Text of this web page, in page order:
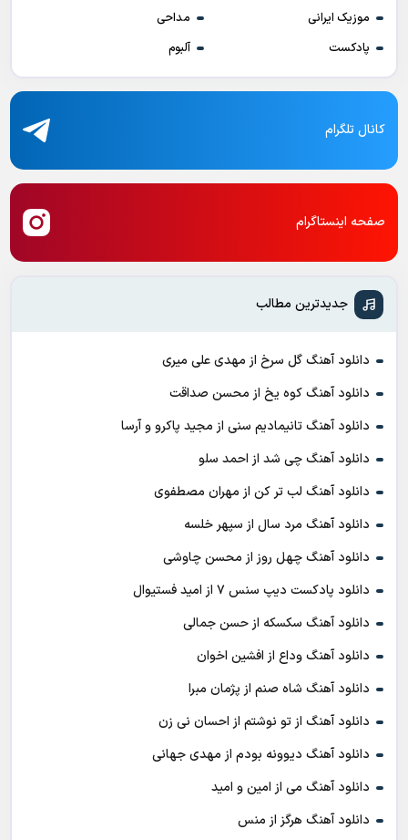
موزیک ایرانی
مداحی
پادکست
آلبوم
کانال تلگرام
صفحه اینستاگرام
جدیدترین مطالب
دانلود آهنگ گل سرخ از مهدی علی میری
دانلود آهنگ کوه یخ از محسن صداقت
دانلود آهنگ تانیمادیم سنی از مجید پاکرو و آرسا
دانلود آهنگ چی شد از احمد سلو
دانلود آهنگ لب تر کن از مهران مصطفوی
دانلود آهنگ مرد سال از سپهر خلسه
دانلود آهنگ چهل روز از محسن چاوشی
دانلود پادکست ديپ سنس ۷ از اميد فستيوال
دانلود آهنگ سکسکه از حسن جمالی
دانلود آهنگ وداع از افشين اخوان
دانلود آهنگ شاه صنم از پژمان مبرا
دانلود آهنگ از تو نوشتم از احسان نی زن
دانلود آهنگ دیوونه بودم از مهدی جهانی
دانلود آهنگ می از امین و امید
دانلود آهنگ هرگز از منس